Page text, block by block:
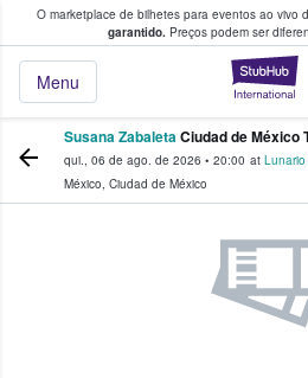
O marketplace de bilhetes para eventos ao vivo
garantido.Preços podem ser
Menu
fãs compram e
Susana ZabaletaCiudad de México
qui., 06 de ago. de 2026 • 20:00 at
México, Ciudad de México